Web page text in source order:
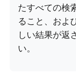
たすべての検
ること、およ
しい結果が返
い。